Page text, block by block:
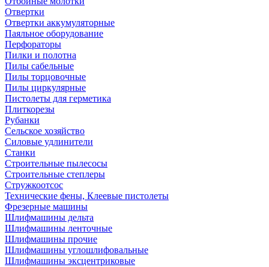
Отвертки
Отвертки аккумуляторные
Паяльное оборудование
Перфораторы
Пилки и полотна
Пилы сабельные
Пилы торцовочные
Пилы циркулярные
Пистолеты для герметика
Плиткорезы
Рубанки
Сельское хозяйство
Силовые удлинители
Станки
Строительные пылесосы
Строительные степлеры
Стружкоотсос
Технические фены, Клеевые пистолеты
Фрезерные машины
Шлифмашины дельта
Шлифмашины ленточные
Шлифмашины прочие
Шлифмашины углошлифовальные
Шлифмашины эксцентриковые